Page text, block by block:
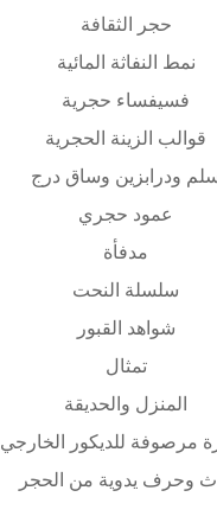
حجر الثقافة
نمط النفاثة المائية
فسيفساء حجرية
قوالب الزينة الحجرية
ودرابزين وساق درج
عمود حجري
مدفأة
سلسلة النحت
شواهد القبور
تمثال
المنزل والحديقة
مرصوفة للديكور الخارجي
وحرف يدوية من الحجر